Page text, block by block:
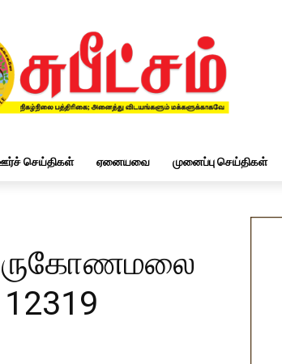
செய்திகள் ஏனையவை முனைப்பு செய்திகள்